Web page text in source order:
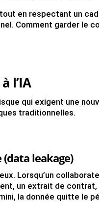
en respectant un
Comment garder le
l’IA
qui exigent une
traditionnelles.
(data leakage)
Lorsqu’un
un extrait de
la donnée quitte le